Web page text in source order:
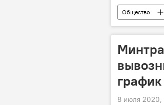
Общество
МИД
график
8 июля 2020,